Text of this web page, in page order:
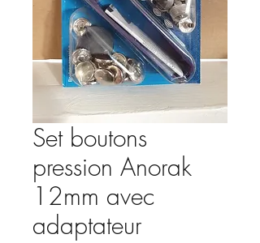
Set boutons
pression Anorak
12mm avec
adaptateur